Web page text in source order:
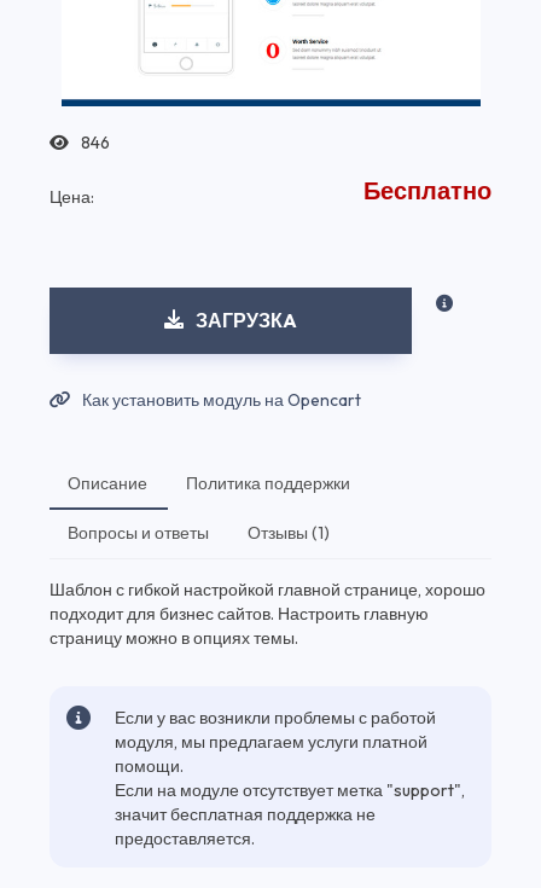
846
Цена: Бесплатно
ЗАГРУЗКA
Как установить модуль на Opencart
Описание Политика поддержки
Вопросы и ответы Отзывы (1)
Шаблон с гибкой настройкой главной странице, хорошо
подходит для бизнес сайтов. Настроить главную
страницу можно в опциях темы.
Если у вас возникли проблемы с работой
модуля, мы предлагаем услуги платной
помощи.
Если на модуле отсутствует метка "support",
значит бесплатная поддержка не
предоставляется.